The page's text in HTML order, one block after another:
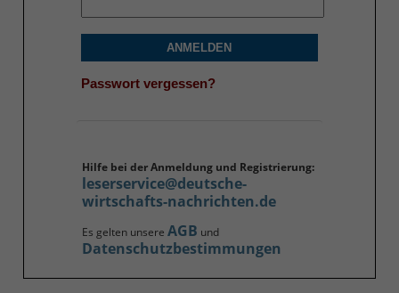
ANMELDEN
Passwort vergessen?
Hilfe bei der Anmeldung und Registrierung:
leserservice@deutsche-
wirtschafts-nachrichten.de
Es gelten unsere AGB und
Datenschutzbestimmungen